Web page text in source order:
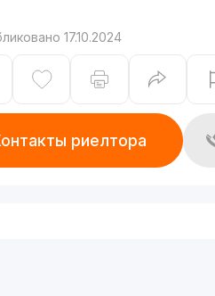
17.10.2024
риелтора